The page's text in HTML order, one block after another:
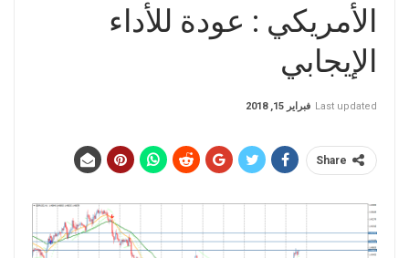
الأمريكي : عودة للأداء
الإيجابي
Last updated فبراير 15, 2018
Share